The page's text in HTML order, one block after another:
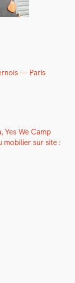
— Paris
Yes We Camp
mobili­er sur site :